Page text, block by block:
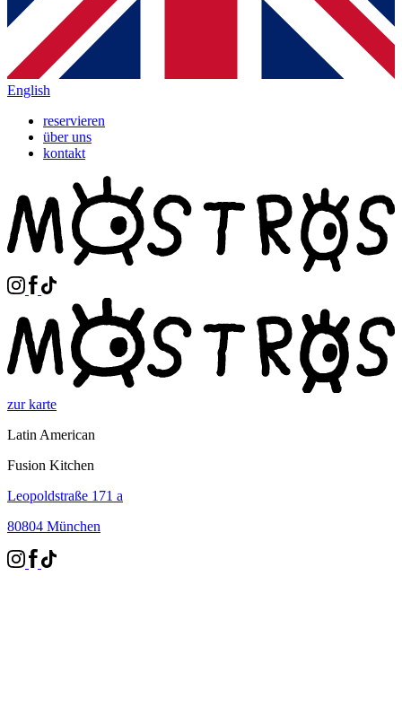
English
reservieren
über uns
kontakt
zur karte
Latin American
Fusion Kitchen
Leopoldstraße 171 a
80804 München